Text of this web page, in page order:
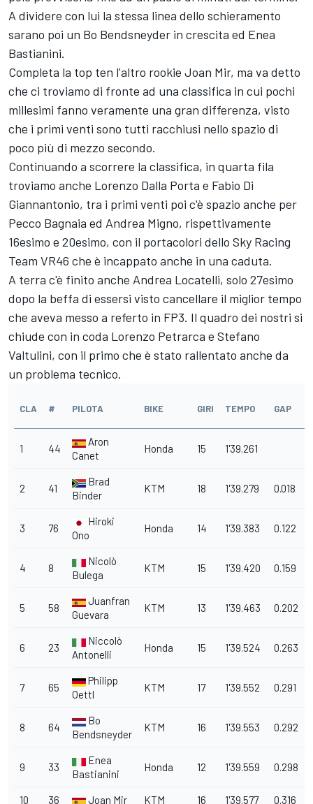
A dividere con lui la stessa linea dello schieramento
sarano poi un Bo Bendsneyder in crescita ed Enea
Bastianini.
Completa la top ten l'altro rookie Joan Mir, ma va detto
che ci troviamo di fronte ad una classifica in cui pochi
millesimi fanno veramente una gran differenza, visto
che i primi venti sono tutti racchiusi nello spazio di
poco più di mezzo secondo.
Continuando a scorrere la classifica, in quarta fila
troviamo anche Lorenzo Dalla Porta e Fabio Di
Giannantonio, tra i primi venti poi c'è spazio anche per
Pecco Bagnaia ed Andrea Migno, rispettivamente
16esimo e 20esimo, con il portacolori dello Sky Racing
Team VR46 che è incappato anche in una caduta.
A terra c'è finito anche Andrea Locatelli, solo 27esimo
dopo la beffa di essersi visto cancellare il miglior tempo
che aveva messo a referto in FP3. Il quadro dei nostri si
chiude con in coda Lorenzo Petrarca e Stefano
Valtulini, con il primo che è stato rallentato anche da
un problema tecnico.
CLA # PILOTA BIKE GIRI TEMPO GAP
1 44
Aron
Canet
Honda 15 1'39.261
2 41
Brad
Binder
KTM 18 1'39.279 0.018
3 76
Hiroki
Ono
Honda 14 1'39.383 0.122
4 8
Nicolò
Bulega
KTM 15 1'39.420 0.159
5 58
Juanfran
Guevara
KTM 13 1'39.463 0.202
6 23
Niccolò
Antonelli
Honda 15 1'39.524 0.263
7 65
Philipp
Oettl
KTM 17 1'39.552 0.291
8 64
Bo
Bendsneyder
KTM 16 1'39.553 0.292
9 33
Enea
Bastianini
Honda 12 1'39.559 0.298
10 36 Joan Mir KTM 16 1'39.577 0.316